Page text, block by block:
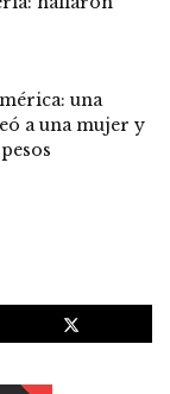
una
a una mujer y